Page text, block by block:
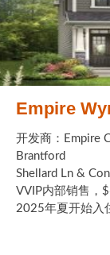
Empire
开发商：Empire
Brantford
Shellard Ln &
VVIP内部销售，
2025年夏开始入